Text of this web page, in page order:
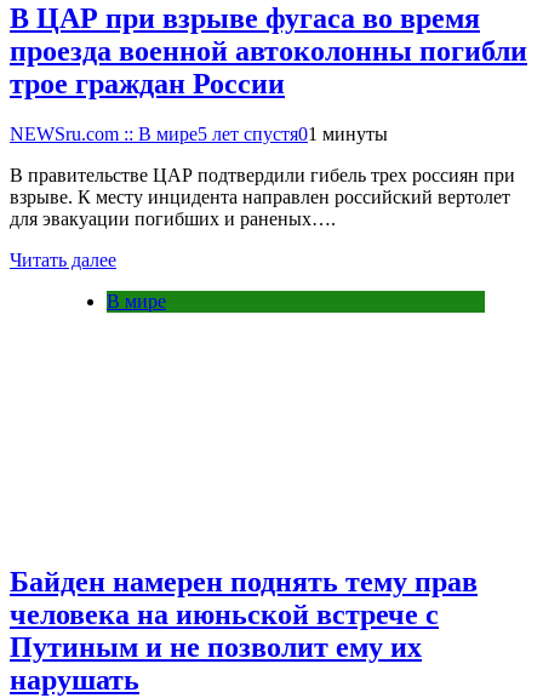
В ЦАР при взрыве фугаса во время
проезда военной автоколонны погибли
трое граждан России
NEWSru.com :: В мире5 лет спустя01 минуты
В правительстве ЦАР подтвердили гибель трех россиян при
взрыве. К месту инцидента направлен российский вертолет
для эвакуации погибших и раненых….
Читать далее
В мире
Байден намерен поднять тему прав
человека на июньской встрече с
Путиным и не позволит ему их
нарушать